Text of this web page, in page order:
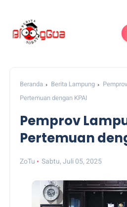
Beranda Berita Lampung
Pertemuan dengan KPAI
Pemprov
Pertemuan
ZoTu Sabtu, Juli 05, 2025